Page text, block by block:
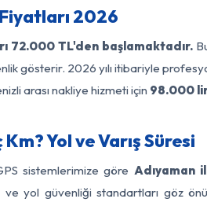
2026
72.000 TL'den başlamaktadır.
gösterir. 2026 yılı itibariyle
arası nakliye hizmeti için 98.000
Yol ve Varış Süresi
sistemlerimize göre Adıyaman
ve yol güvenliği standartları göz